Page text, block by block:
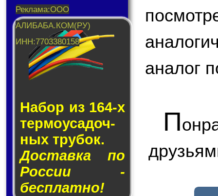
Набор из 164-х
тер­мо­у­са­доч­
ных тру­бок.
Доставка по
России -
бесплатно!
аналог
П